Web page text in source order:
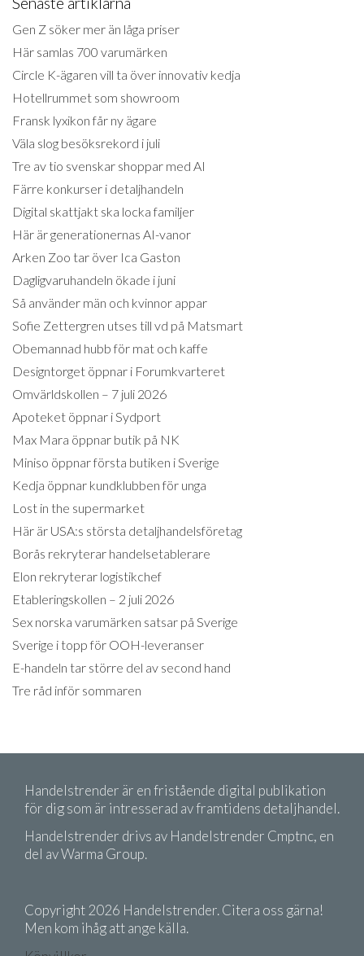
Gen Z söker mer än låga priser
Här samlas 700 varumärken
Circle K-ägaren vill ta över innovativ kedja
Hotellrummet som showroom
Fransk lyxikon får ny ägare
Väla slog besöksrekord i juli
Tre av tio svenskar shoppar med AI
Färre konkurser i detaljhandeln
Digital skattjakt ska locka familjer
Här är generationernas AI-vanor
Arken Zoo tar över Ica Gaston
Dagligvaruhandeln ökade i juni
Så använder män och kvinnor appar
Sofie Zettergren utses till vd på Matsmart
Obemannad hubb för mat och kaffe
Designtorget öppnar i Forumkvarteret
Omvärldskollen – 7 juli 2026
Apoteket öppnar i Sydport
Max Mara öppnar butik på NK
Miniso öppnar första butiken i Sverige
Kedja öppnar kundklubben för unga
Lost in the supermarket
Här är USA:s största detaljhandelsföretag
Borås rekryterar handelsetablerare
Elon rekryterar logistikchef
Etableringskollen – 2 juli 2026
Sex norska varumärken satsar på Sverige
Sverige i topp för OOH-leveranser
E-handeln tar större del av second hand
Tre råd inför sommaren
Handelstrender är en fristående digital publikation
för dig som är intresserad av framtidens detaljhandel.
Handelstrender drivs av Handelstrender Cmptnc, en
del av Warma Group.
Copyright 2026 Handelstrender. Citera oss gärna!
Men kom ihåg att ange källa.